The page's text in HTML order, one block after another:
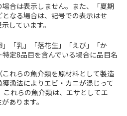
合は表示しません。また、「夏期
なる場合は、記号での表示はせ
しています。
「乳」「落花生」「えび」「か
定8品目を含んでいる場合に品目名
れらの魚介類を原材料として製造
漁法によりエビ・カニが混じって
これらの魚介類は、エサとしてエ
あります。